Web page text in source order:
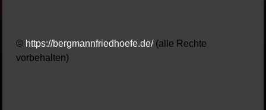
© https://bergmannfriedhoefe.de/(alle Rechte
vorbehalten)